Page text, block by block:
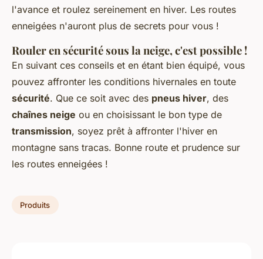
l'avance et roulez sereinement en hiver. Les routes
enneigées n'auront plus de secrets pour vous !
Rouler en sécurité sous la neige, c'est possible !
En suivant ces conseils et en étant bien équipé, vous
pouvez affronter les conditions hivernales en toute
sécurité. Que ce soit avec des pneus hiver, des
chaînes neige ou en choisissant le bon type de
transmission, soyez prêt à affronter l'hiver en
montagne sans tracas. Bonne route et prudence sur
les routes enneigées !
Produits